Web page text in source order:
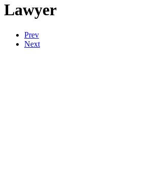
Lawyer
Prev
Next